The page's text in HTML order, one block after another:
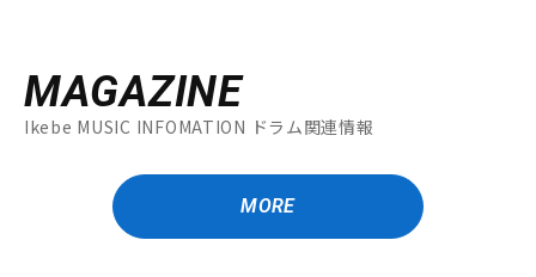
MAGAZINE
Ikebe MUSIC INFOMATION ドラム関連情報
MORE